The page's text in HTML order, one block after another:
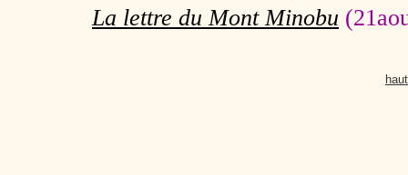
La lettre du Mont Minobu